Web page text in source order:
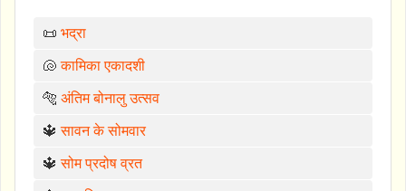
📜 भद्रा
🐚कामिका एकादशी
🐅 अंतिम बोनालु उत्सव
🔱सावन के सोमवार
🔱सोम प्रदोष व्रत